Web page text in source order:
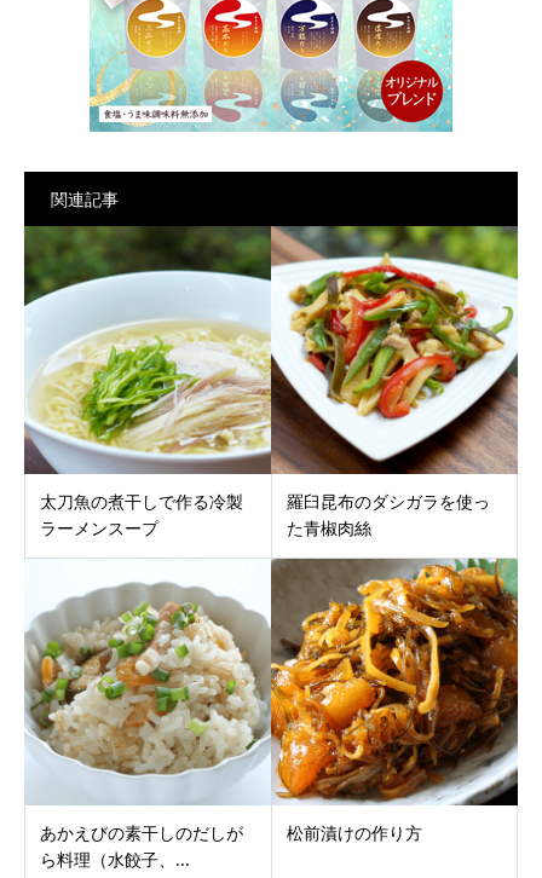
関連記事
太刀魚の煮干しで作る冷製
ラーメンスープ
羅臼昆布のダシガラを使っ
た青椒肉絲
あかえびの素干しのだしが
ら料理（水餃子、...
松前漬けの作り方